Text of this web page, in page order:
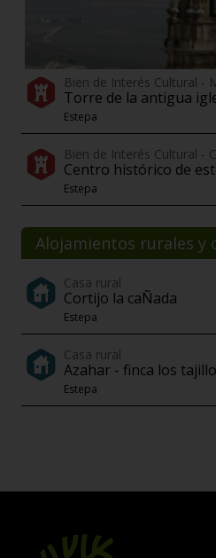
Bien de Interés Cultural -
Torre de la antigua
Estepa
Bien de Interés Cultural -
Centro histórico de
Estepa
Alojamientos rurales y
Casa rural
Cortijo la caÑada
Estepa
Casa rural
Azahar - finca los
Estepa